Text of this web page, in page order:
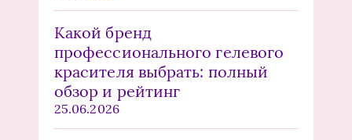
Какой бренд
профессионального гелевого
красителя выбрать: полный
обзор и рейтинг
25.06.2026